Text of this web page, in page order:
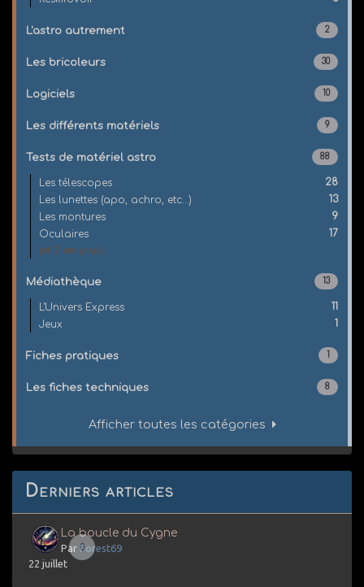
2
L'astro autrement
30
Les bricoleurs
10
Logiciels
9
Les différents matériels
88
Tests de matériel astro
28
Les télescopes
13
Les lunettes (apo, achro, etc...)
9
Les montures
17
Oculaires
(et 2 en plus)
13
Médiathèque
11
L'Univers Express
1
Jeux
1
Fiches pratiques
8
Les fiches techniques
Afficher toutes les catégories
Derniers articles
0
La boucle du Cygne
Par Forest69
22 juillet